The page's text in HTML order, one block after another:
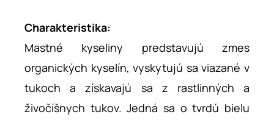
Charakteristika:
Mastné kyseliny predstavujú zmes
organických kyselín, vyskytujú sa viazané v
tukoch a získavajú sa z rastlinných a
živočíšnych tukov. Jedná sa o tvrdú bielu